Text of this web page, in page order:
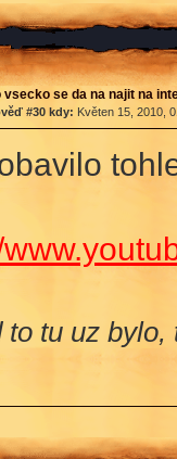
vsecko se da na najit na
#30 kdy: Květen 15, 2010,
to tu uz